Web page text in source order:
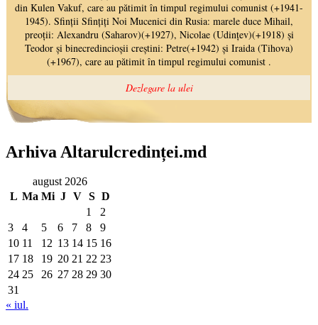
Arhiva Altarulcredinței.md
august 2026
L Ma Mi J V S D
1
2
3
4 5 6 7 8
9
10 11 12 13 14 15 16
17 18 19 20 21 22 23
24 25 26 27 28 29 30
31
« iul.